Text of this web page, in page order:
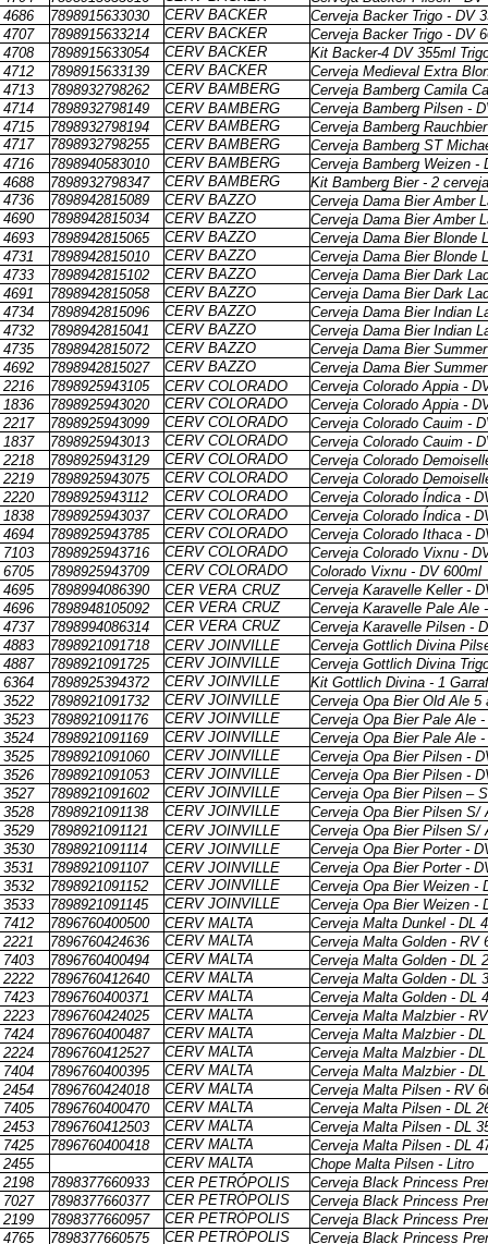
4686
7898915633030 CERV BACKER
Cerveja Backer Trigo - DV
4707
7898915633214 CERV BACKER
Cerveja Backer Trigo - DV
4708
7898915633054 CERV BACKER
Kit Backer-4 DV 355ml
4712
7898915633139 CERV BACKER
Cerveja Medieval Extra
4713
7898932798262 CERV BAMBERG
Cerveja Bamberg Camila
4714
7898932798149 CERV BAMBERG
Cerveja Bamberg Pilsen -
4715
7898932798194 CERV BAMBERG
Cerveja Bamberg
4717
7898932798255 CERV BAMBERG
Cerveja Bamberg ST
4716
7898940583010 CERV BAMBERG
Cerveja Bamberg Weizen -
4688
7898932798347 CERV BAMBERG
Kit Bamberg Bier - 2
4736
7898942815089 CERV BAZZO
Cerveja Dama Bier Amber
4690
7898942815034 CERV BAZZO
Cerveja Dama Bier Amber
4693
7898942815065 CERV BAZZO
Cerveja Dama Bier Blonde
4731
7898942815010 CERV BAZZO
Cerveja Dama Bier Blonde
4733
7898942815102 CERV BAZZO
Cerveja Dama Bier Dark
4691
7898942815058 CERV BAZZO
Cerveja Dama Bier Dark
4734
7898942815096 CERV BAZZO
Cerveja Dama Bier Indian
4732
7898942815041 CERV BAZZO
Cerveja Dama Bier Indian
4735
7898942815072 CERV BAZZO
Cerveja Dama Bier
4692
7898942815027 CERV BAZZO
Cerveja Dama Bier
2216
7898925943105 CERV COLORADO
Cerveja Colorado Appia -
1836
7898925943020 CERV COLORADO
Cerveja Colorado Appia -
2217
7898925943099 CERV COLORADO
Cerveja Colorado Cauim -
1837
7898925943013 CERV COLORADO
Cerveja Colorado Cauim -
2218
7898925943129 CERV COLORADO
Cerveja Colorado
2219
7898925943075 CERV COLORADO
Cerveja Colorado
2220
7898925943112 CERV COLORADO
Cerveja Colorado Índica -
1838
7898925943037 CERV COLORADO
Cerveja Colorado Índica -
4694
7898925943785 CERV COLORADO
Cerveja Colorado Ithaca -
7103
7898925943716 CERV COLORADO
Cerveja Colorado Vixnu -
6705
7898925943709 CERV COLORADO
Colorado Vixnu - DV 600ml
4695
7898994086390 CER VERA CRUZ
Cerveja Karavelle Keller -
4696
7898948105092 CER VERA CRUZ
Cerveja Karavelle Pale Ale
4737
7898994086314 CER VERA CRUZ
Cerveja Karavelle Pilsen -
4883
7898921091718 CERV JOINVILLE
Cerveja Gottlich Divina
4887
7898921091725 CERV JOINVILLE
Cerveja Gottlich Divina
6364
7898925394372 CERV JOINVILLE
Kit Gottlich Divina - 1
3522
7898921091732 CERV JOINVILLE
Cerveja Opa Bier Old Ale 5
3523
7898921091176 CERV JOINVILLE
Cerveja Opa Bier Pale Ale
3524
7898921091169 CERV JOINVILLE
Cerveja Opa Bier Pale Ale
3525
7898921091060 CERV JOINVILLE
Cerveja Opa Bier Pilsen -
3526
7898921091053 CERV JOINVILLE
Cerveja Opa Bier Pilsen -
3527
7898921091602 CERV JOINVILLE
Cerveja Opa Bier Pilsen –
3528
7898921091138 CERV JOINVILLE
Cerveja Opa Bier Pilsen S/
3529
7898921091121 CERV JOINVILLE
Cerveja Opa Bier Pilsen S/
3530
7898921091114 CERV JOINVILLE
Cerveja Opa Bier Porter -
3531
7898921091107 CERV JOINVILLE
Cerveja Opa Bier Porter -
3532
7898921091152 CERV JOINVILLE
Cerveja Opa Bier Weizen -
3533
7898921091145 CERV JOINVILLE
Cerveja Opa Bier Weizen -
7412
7896760400500 CERV MALTA
Cerveja Malta Dunkel - DL
2221
7896760424636 CERV MALTA
Cerveja Malta Golden - RV
7403
7896760400494 CERV MALTA
Cerveja Malta Golden - DL
2222
7896760412640 CERV MALTA
Cerveja Malta Golden - DL
7423
7896760400371 CERV MALTA
Cerveja Malta Golden - DL
2223
7896760424025 CERV MALTA
Cerveja Malta Malzbier -
7424
7896760400487 CERV MALTA
Cerveja Malta Malzbier -
2224
7896760412527 CERV MALTA
Cerveja Malta Malzbier -
7404
7896760400395 CERV MALTA
Cerveja Malta Malzbier -
2454
7896760424018 CERV MALTA
Cerveja Malta Pilsen - RV
7405
7896760400470 CERV MALTA
Cerveja Malta Pilsen - DL
2453
7896760412503 CERV MALTA
Cerveja Malta Pilsen - DL
7425
7896760400418 CERV MALTA
Cerveja Malta Pilsen - DL
2455
CERV MALTA
Chope Malta Pilsen - Litro
2198
7898377660933 CER PETRÓPOLIS
Cerveja Black Princess
7027
7898377660377 CER PETRÓPOLIS
Cerveja Black Princess
2199
7898377660957 CER PETRÓPOLIS
Cerveja Black Princess
4765
7898377660575 CER PETRÓPOLIS
Cerveja Black Princess